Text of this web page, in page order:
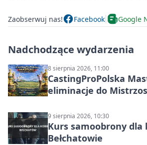
Zaobserwuj nas! Facebook Google
Nadchodzące wydarzenia
8 sierpnia 2026, 11:00
CastingProPolska
eliminacje do
9 sierpnia 2026, 10:30
Kurs samoobrony dla
Bełchatowie